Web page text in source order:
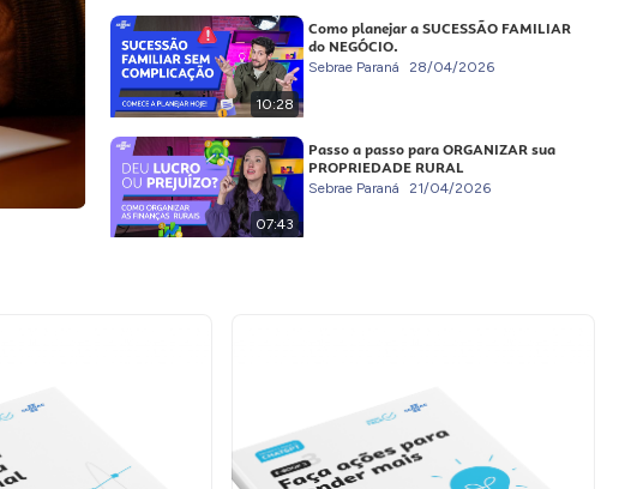
10:28
Como planejar a SUCESSÃO FAMILIAR
do NEGÓCIO.
Sebrae Paraná 28/04/2026
07:43
Passo a passo para ORGANIZAR sua
PROPRIEDADE RURAL
Sebrae Paraná 21/04/2026